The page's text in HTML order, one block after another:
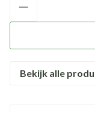
Bekijk alle